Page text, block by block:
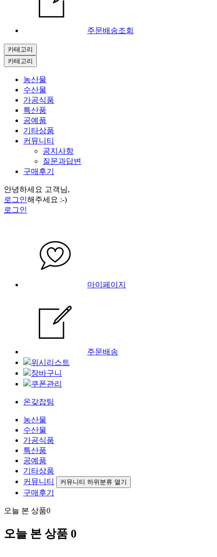
주문배송조회
카테고리
카테고리
농산물
수산물
가공식품
특산품
공예품
기타상품
커뮤니티
공지사항
질문과답변
구매후기
안녕하세요 고객님,
로그인해주세요 :-)
로그인
마이페이지
주문배송
위시리스트
장바구니
쿠폰관리
온갖잡팀
농산물
수산물
가공식품
특산품
공예품
기타상품
커뮤니티
커뮤니티 하위분류 열기
구매후기
오늘 본 상품0
오늘 본 상품 0